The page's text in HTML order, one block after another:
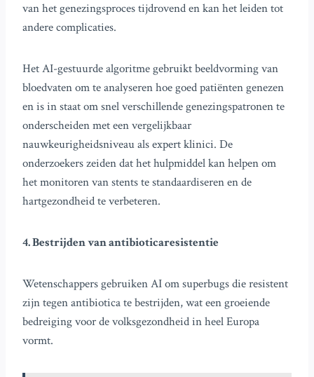
van het genezingsproces tijdrovend en kan het leiden tot
andere complicaties.
Het AI-gestuurde algoritme gebruikt beeldvorming van
bloedvaten om te analyseren hoe goed patiënten genezen
en is in staat om snel verschillende genezingspatronen te
onderscheiden met een vergelijkbaar
nauwkeurigheidsniveau als expert klinici. De
onderzoekers zeiden dat het hulpmiddel kan helpen om
het monitoren van stents te standaardiseren en de
hartgezondheid te verbeteren.
4. Bestrijden van antibioticaresistentie
Wetenschappers gebruiken AI om superbugs die resistent
zijn tegen antibiotica te bestrijden, wat een groeiende
bedreiging voor de volksgezondheid in heel Europa
vormt.